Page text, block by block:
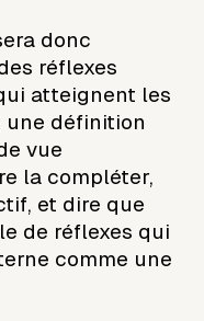
donc
réflexes
atteignent les
une définition
vue
la compléter,
et dire que
de réflexes qui
comme une